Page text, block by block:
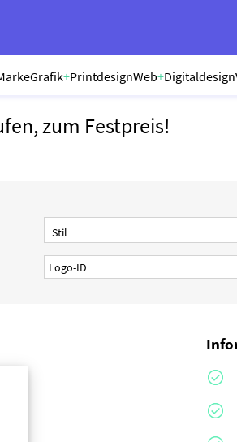
Grafik+PrintdesignWeb+Digitaldesign
zum Festpreis!